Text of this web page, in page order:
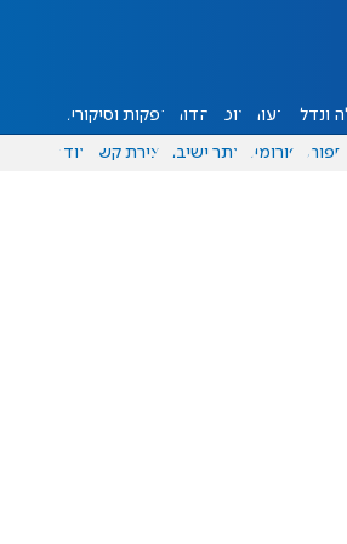
ונדל"ן דעות אוכל יהדות הפקות וסיקורים
ספורט פורומים אתר ישיבה יצירת קשר עוד